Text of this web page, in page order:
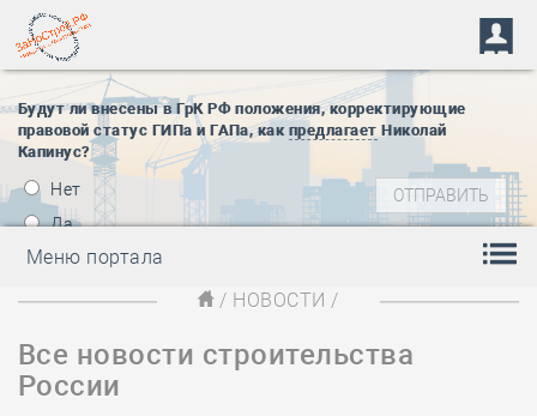
Будут ли внесены в ГрК РФ положения, корректирующие
правовой статус ГИПа и ГАПа, как предлагает Николай
Капинус?
Нет
Да
Меню портала
/ НОВОСТИ /
Все новости строительства
России